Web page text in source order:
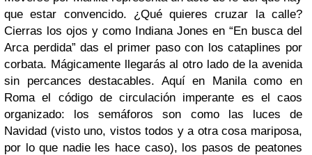
que estar convencido. ¿Qué quieres cruzar la calle?
Cierras los ojos y como Indiana Jones en “En busca del
Arca perdida” das el primer paso con los cataplines por
corbata. Mágicamente llegarás al otro lado de la avenida
sin percances destacables. Aquí en Manila como en
Roma el código de circulación imperante es el caos
organizado: los semáforos son como las luces de
Navidad (visto uno, vistos todos y a otra cosa mariposa,
por lo que nadie les hace caso), los pasos de peatones